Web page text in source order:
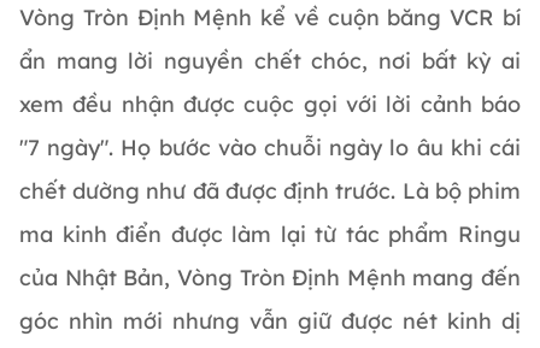
Vòng Tròn Định Mệnh kể về cuộn băng VCR bí
ẩn mang lời nguyền chết chóc, nơi bất kỳ ai
xem đều nhận được cuộc gọi với lời cảnh báo
"7 ngày". Họ bước vào chuỗi ngày lo âu khi cái
chết dường như đã được định trước. Là bộ phim
ma kinh điển được làm lại từ tác phẩm Ringu
của Nhật Bản, Vòng Tròn Định Mệnh mang đến
góc nhìn mới nhưng vẫn giữ được nét kinh dị